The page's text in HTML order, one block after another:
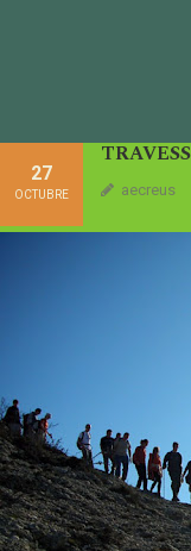
27
OCTUBRE aecreus